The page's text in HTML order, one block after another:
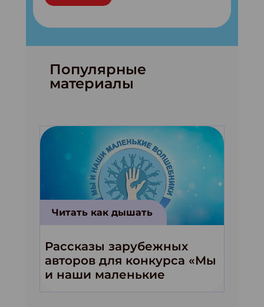
Популярные
материалы
Читать как дышать
Рассказы зарубежных
авторов для конкурса «Мы
и наши маленькие
волшебники!»